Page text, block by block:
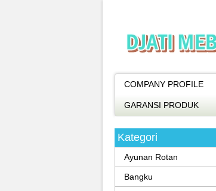
COMPANY PROFILE
GARANSI PRODUK
Kategori
Ayunan Rotan
Bangku